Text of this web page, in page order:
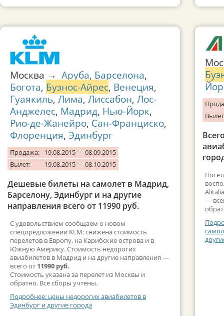
Москва → Аруба, Барселона,
Богота, Буэнос-Айрес, Венеция,
Гуаякиль, Лима, Лиссабон, Лос-
Анджелес, Мадрид, Нью-Йорк,
Рио-де-Жанейро, Сан-Франциско,
Флоренция, Эдинбург
Продажа:
19.08.2015 — 08.09.2015
Вылет:
19.08.2015 — 08.10.2015
Дешевые билеты на самолет в Мадрид,
Барселону, Эдинбург и на другие
направления всего от 11990 руб.
С удовольствием сообщаем о новом
спецпредложении KLM: снижена стоимость
перелетов в Европу, на Карибские острова и в
Южную Америку. Стоимость недорогих
авиабилетов в Мадрид и на другие направления —
всего от 11990 руб.
Стоимость указана за перелет из Москвы и
обратно. Все сборы учтены.
Подробнее: цены недорогих авиабилетов в
Эдинбург и другие города
—